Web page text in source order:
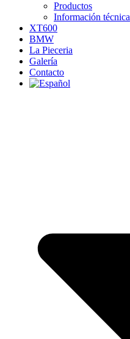
Productos
Información técnica
XT600
BMW
La Pieceria
Galería
Contacto